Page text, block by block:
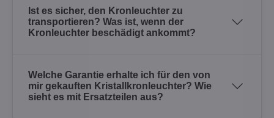
Ist es sicher, den Kronleuchter zu
transportieren? Was ist, wenn der
Kronleuchter beschädigt ankommt?
Welche Garantie erhalte ich für den von
mir gekauften Kristallkronleuchter? Wie
sieht es mit Ersatzteilen aus?